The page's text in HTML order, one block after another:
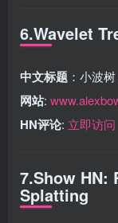
6.Wavelet
中文标题 ：小波
网站:
HN评论: 立即访问
7.Show HN:
Splatting